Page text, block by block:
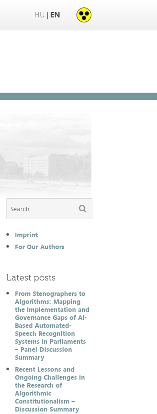
HU | EN
Imprint
For Our Authors
Latest posts
From Stenographers to
Algorithms: Mapping
the Implementation and
Governance Gaps of AI-
Based Automated-
Speech Recognition
Systems in Parliaments
– Panel Discussion
Summary
Recent Lessons and
Ongoing Challenges in
the Research of
Algorithmic
Constitutionalism –
Discussion Summary